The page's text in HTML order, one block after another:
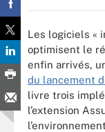
Les logiciels «
optimisent le
enfin arrivés,
du lancement
livre trois
l’extension